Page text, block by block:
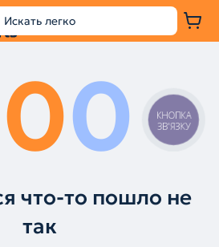
00
что-то пошло не
так
КНОПКА
ЗВ'ЯЗКУ